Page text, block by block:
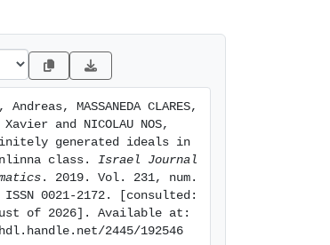
Andreas, MASSANEDA CLARES,
and NICOLAU NOS,
generated ideals in
class. Israel Journal
. 2019. Vol. 231, num.
ISSN 0021-2172. [consulted:
of 2026]. Available at:
2445/192546